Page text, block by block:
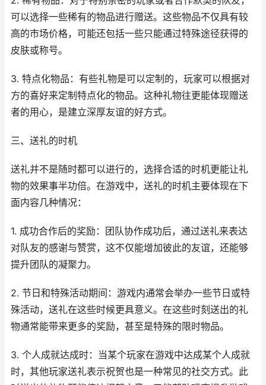
可以选择一些稀有的物品进行赠送。这些物品不仅具有较
高的市场价格，可能还包括一些只能通过特殊途径获得的
皮肤或称号。
3. 特点化物品：有些礼物是可以定制的，玩家可以根据对
方的喜好来定制特点化的物品。这种礼物往更能体现赠送
者的用心，是建立深厚友谊的好方式。
三、送礼的时机
送礼并不是随时都可以进行的，选择合适的时机更能让礼
物的效果事半功倍。在游戏中，送礼的时机主要体现在下
面内容几种情况：
1. 成功合作后的奖励：团队协作成功后，通过送礼来表达
对队友的感谢与赞赏，这不仅能增加彼此的友谊，还能够
提升团队的凝聚力。
2. 节日和特殊活动期间：游戏内通常会举办一些节日或特
殊活动，送礼在这些时候更具意义。在这些时刻送出的礼
物通常能带来更多的奖励，甚至是特殊的限时物品。
3. 个人成就达成时：当某个玩家在游戏中达成某个人成就
时，其他玩家送礼表示祝贺也是一种常见的社交方式。此